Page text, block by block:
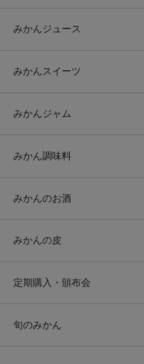
みかんジュース
みかんスイーツ
みかんジャム
みかん調味料
みかんのお酒
みかんの皮
定期購入・頒布会
旬のみかん